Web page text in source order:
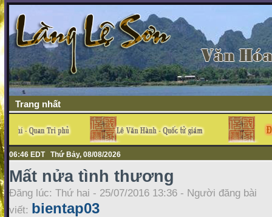
Trang nhất
06:46 EDT Thứ Bảy, 08/08/2026
Mất nửa tình thương
Đăng lúc: Thứ hai - 25/07/2016 13:36 - Người đăng bài
viết: bientap03